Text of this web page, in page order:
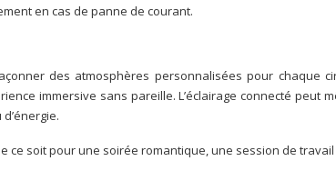
en cas de panne de courant.
des atmosphères personnalisées pour chaque
immersive sans pareille. L’éclairage connecté peut
ce soit pour une soirée romantique, une session de